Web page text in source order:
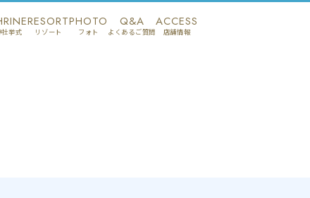
社挙式
RESORT
リゾート
PHOTO
フォト
Q&A
よくあるご質問
ACCESS
店舗情報